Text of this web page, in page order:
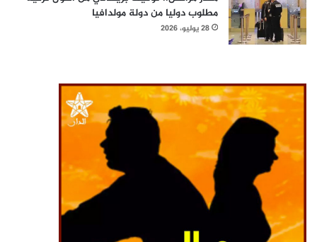
مطلوب دوليا من دولة مولدافيا
28 يوليو، 2026